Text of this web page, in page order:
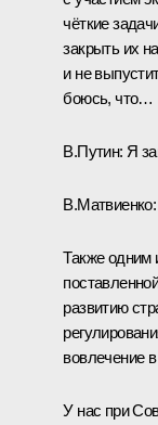
чёткие
закрыть их
и не
боюсь, что…
В.Путин: Я
В.Матвиенко:
Также одним
развитию
вовлечение
У нас при